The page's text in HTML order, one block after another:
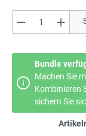
Produkt
Bundle
Machen Sie
Kombinieren
sichern Sie